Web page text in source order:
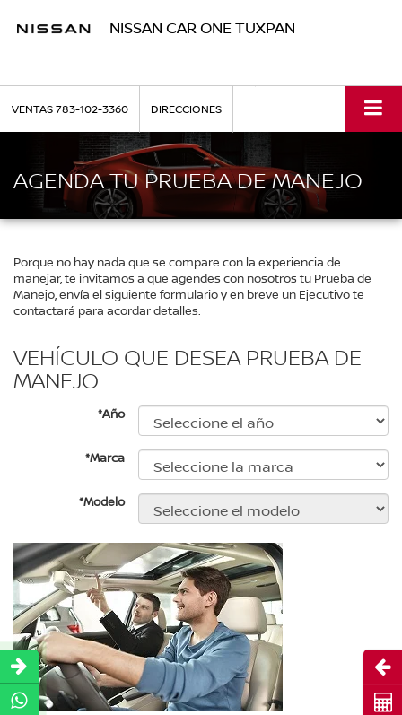
NISSAN CAR ONE TUXPAN
VENTAS783-102-3360 DIRECCIONES
AGENDA TU PRUEBA DE MANEJO
Porque no hay nada que se compare con la experiencia de
manejar, te invitamos a que agendes con nosotros tu Prueba de
Manejo, envía el siguiente formulario y en breve un Ejecutivo te
contactará para acordar detalles.
VEHÍCULO QUE DESEA PRUEBA DE
MANEJO
*Año
*Marca
*Modelo